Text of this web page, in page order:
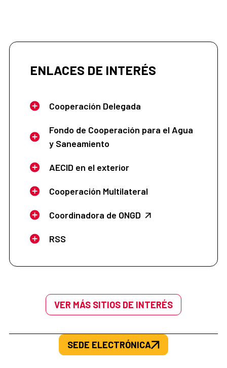
ENLACES DE INTERÉS
Cooperación Delegada
Fondo de Cooperación para el Agua
y Saneamiento
AECID en el exterior
Cooperación Multilateral
Coordinadora de ONGD
RSS
VER MÁS SITIOS DE INTERÉS
SEDE ELECTRÓNICA